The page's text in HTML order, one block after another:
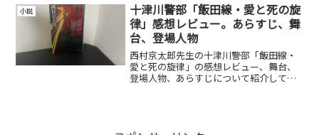
小説
十津川警部「飯田線・愛と死の旋
律」感想レビュー。あらすじ、舞
台、登場人物
西村京太郎先生の十津川警部「飯田線・
愛と死の旋律」の感想レビュー、舞台、
登場人物、あらすじについて紹介してい